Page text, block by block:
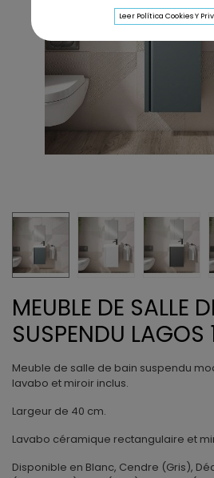
Leer Política Cookies Y
MEUBLE DE SALLE
SUSPENDU LAGOS
Meuble de salle de bain suspendu
lavabo et miroir inclus.
Largeur de 40 cm.
Lavabo céramique rectangulaire et
Disponible en Blanc, Cendre (Gris),